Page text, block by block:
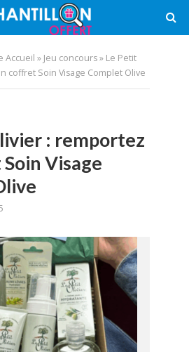
Accueil » Jeu concours» Le Petit
coffret Soin Visage Complet Olive
: remportez
Visage